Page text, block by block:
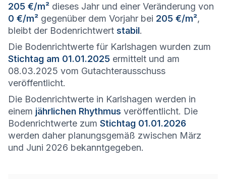
205 €/m² dieses Jahr und einer Veränderung von
0 €/m² gegenüber dem Vorjahr bei 205 €/m²,
bleibt der Bodenrichtwert stabil.
Die Bodenrichtwerte für Karlshagen wurden zum
Stichtag am 01.01.2025 ermittelt und am
08.03.2025 vom Gutachterausschuss
veröffentlicht.
Die Bodenrichtwerte in Karlshagen werden in
einem jährlichen Rhythmus veröffentlicht. Die
Bodenrichtwerte zum Stichtag 01.01.2026
werden daher planungsgemäß zwischen März
und Juni 2026 bekanntgegeben.